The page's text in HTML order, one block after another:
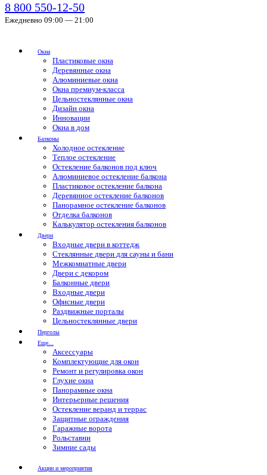
8 800 550-12-50
Ежедневно 09:00 — 21:00
Окна
Пластиковые окна
Деревянные окна
Алюминиевые окна
Окна премиум-класса
Цельностеклянные окна
Дизайн окна
Инновации
Окна в дом
Балконы
Холодное остекление
Теплое остекление
Остекление балконов под ключ
Алюминиевое остекление балкона
Пластиковое остекление балкона
Деревянное остекление балконов
Панорамное остекление балконов
Отделка балконов
Калькулятор остекления балконов
Двери
Входные двери в коттедж
Стеклянные двери для сауны и бани
Межкомнатные двери
Двери с декором
Балконные двери
Входные двери
Офисные двери
Раздвижные порталы
Цельностеклянные двери
Перголы
Еще...
Аксессуары
Комплектующие для окон
Ремонт и регулировка окон
Глухие окна
Панорамные окна
Интерьерные решения
Остекление веранд и террас
Защитные ограждения
Гаражные ворота
Рольставни
Зимние сады
Акции и мероприятия